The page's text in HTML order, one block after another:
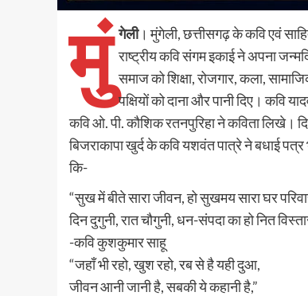
मुं गेली। मुंगेली, छत्तीसगढ़ के कवि एवं
राष्ट्रीय कवि संगम इकाई ने अपना
समाज को शिक्षा, रोजगार, कला,
पक्षियों को दाना और पानी दिए। कवि
कवि ओ. पी. कौशिक रतनपुरिहा ने कविता लिखे।
बिजराकापा खुर्द के कवि यशवंत पात्रे ने बधाई
कि-
“सुख में बीते सारा जीवन, हो सुखमय सारा घर
दिन दुगुनी, रात चौगुनी, धन-संपदा का हो नित
-कवि कुशकुमार साहू
“जहाँ भी रहो, खुश रहो, रब से है यही दुआ,
जीवन आनी जानी है, सबकी ये कहानी है,”